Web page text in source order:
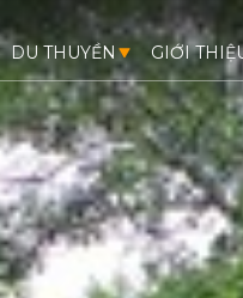
DU THUYỀN GIỚI